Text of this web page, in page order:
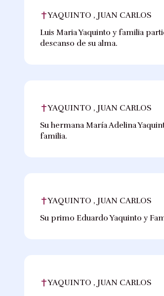
YAQUINTO , JUAN CARLOS
Luis Maria Yaquinto y familia
descanso de su alma.
YAQUINTO , JUAN CARLOS
Su hermana María Adelina
familia.
YAQUINTO , JUAN CARLOS
Su primo Eduardo Yaquinto y
YAQUINTO , JUAN CARLOS